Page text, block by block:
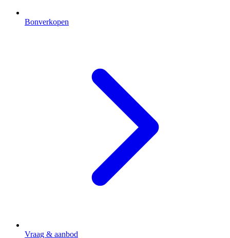
Bonverkopen
Vraag & aanbod